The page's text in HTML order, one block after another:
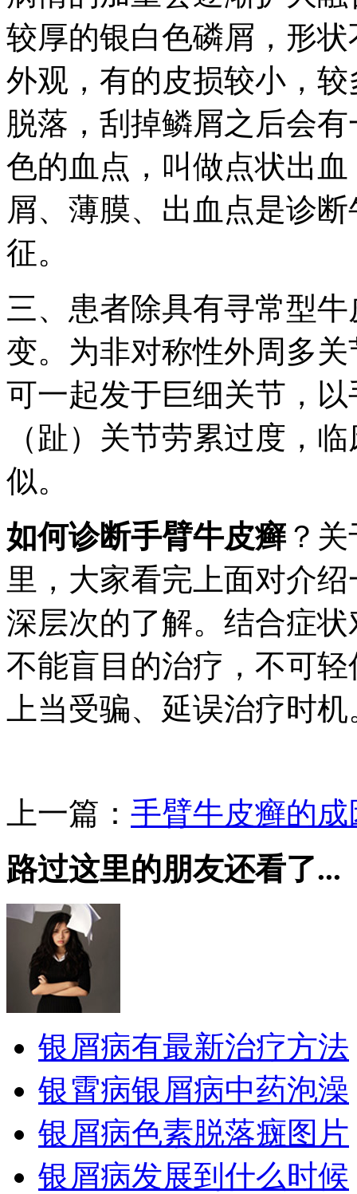
较厚的银白色磷屑，形
外观，有的皮损较小，
脱落，刮掉鳞屑之后会
色的血点，叫做点状出
屑、薄膜、出血点是诊
征。
三、患者除具有寻常型
变。为非对称性外周多
可一起发于巨细关节，
（趾）关节劳累过度，
似。
如何诊断手臂牛皮癣 ？
里，大家看完上面对介
深层次的了解。结合症
不能盲目的治疗，不可
上当受骗、延误治疗时机
上一篇： 手臂牛皮癣的成
路过这里的朋友还看了...
银屑病有最新治疗方法
银霄病银屑病中药泡澡
银屑病色素脱落癍图片
银屑病发展到什么时候